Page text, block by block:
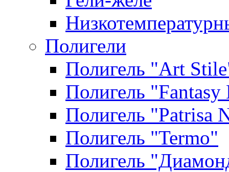
Полигели
Полигель "Art
Полигель
Полигель "Patrisa
Полигель "Termo"
Полигель